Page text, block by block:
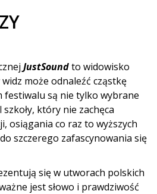
JustSoundto widowisko
może odnaleźć cząstkę
festiwalu są nie tylko wybrane
który nie zachęca
osiągania co raz to wyższych
szczerego zafascynowania się
się w utworach polskich
jest słowo i prawdziwość